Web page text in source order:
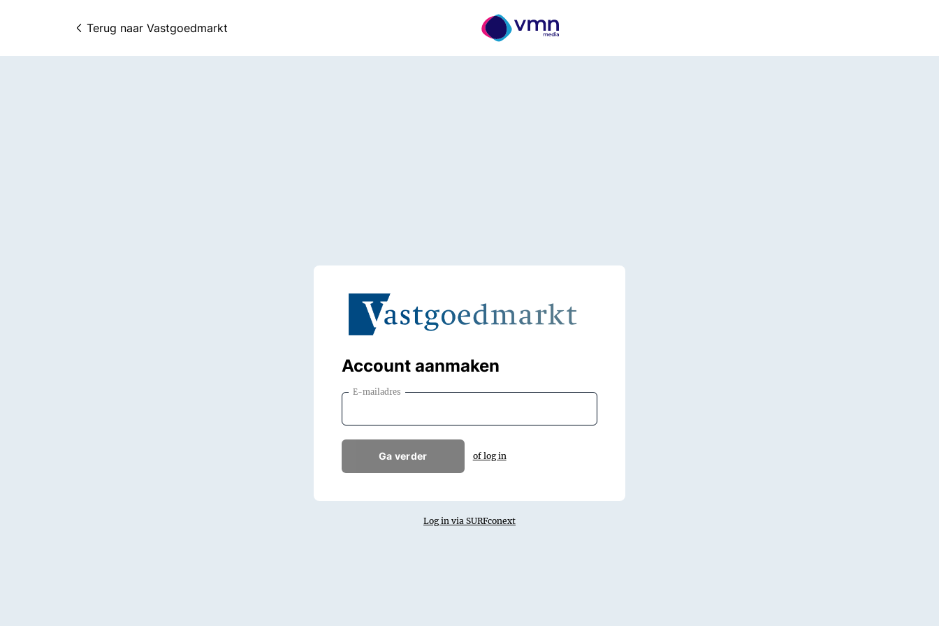
Terug naar Vastgoedmarkt
Account aanmaken
E-mailadres
Ga verder of log in
Log in via SURFconext